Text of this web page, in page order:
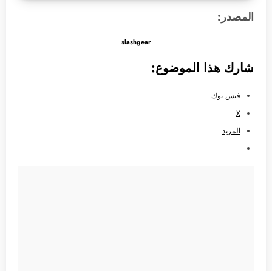
المصدر:
slashgear
شارك هذا الموضوع:
فيس بوك
X
المزيد